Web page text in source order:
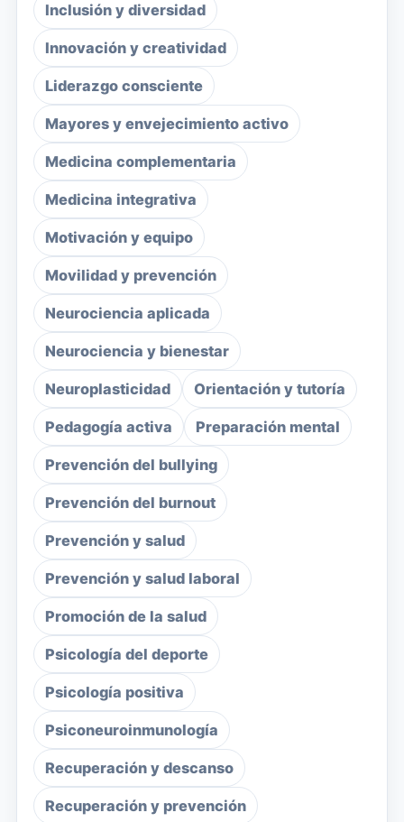
Inclusión y diversidad
Innovación y creatividad
Liderazgo consciente
Mayores y envejecimiento activo
Medicina complementaria
Medicina integrativa
Motivación y equipo
Movilidad y prevención
Neurociencia aplicada
Neurociencia y bienestar
Neuroplasticidad Orientación y tutoría
Pedagogía activa Preparación mental
Prevención del bullying
Prevención del burnout
Prevención y salud
Prevención y salud laboral
Promoción de la salud
Psicología del deporte
Psicología positiva
Psiconeuroinmunología
Recuperación y descanso
Recuperación y prevención